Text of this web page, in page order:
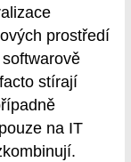
prostředí
stírají
na IT